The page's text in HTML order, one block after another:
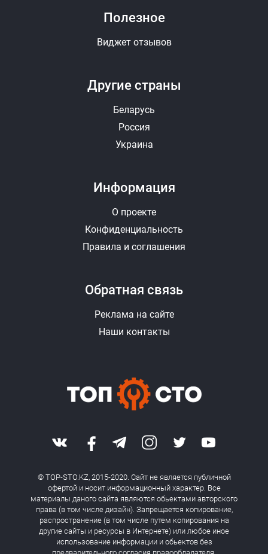
Фотографии (до 10 штук, JPEG, PNG)
+ Добавить еще видео
Отменить
Другие страны
Беларусь
Россия
Украина
Полезное
Виджет отзывов
Информация
О проекте
Конфиденциальность
Правила и соглашения
Обратная связь
Реклама на сайте
Наши контакты
© TOP-STO.KZ, 2015-2020. Сайт не является публичной
офертой и носит информационный характер. Все
материалы даного сайта являются обьектами авторского
права (в том числе дизайн). Запрещается копирование,
распространение (в том числе путем копирования на
другие сайты и ресурсы в Интернете) или любое иное
использование информации и обьектов без